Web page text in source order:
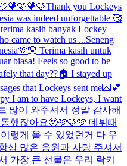
🧡🩷🧡🩷Thank you Lockeys
was indeed unforgettable 🥰
kasih banyak Lockey
came to watch us ...Seneng
Terima kasih untuk
biasa! Feels so good to be
that day??🏠 I stayed up
that Lockeys sent me💌💕
I am to have Lockeys, I want
많이 와주셔서 정말 감사해
했잖아요🥹🩷🩷🩷 데뷔때
렇게 올 수 있었던거 다 우
상 많은 응원과 사랑 주셔서
가장 큰 선물은 우리 락키